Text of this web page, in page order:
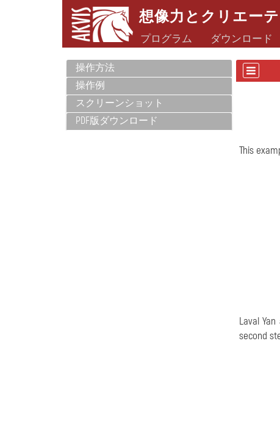
想像力とクリエー
プログラム ダウンロード
操作方法
操作例
スクリーンショット
PDF版ダウンロード
This
Laval
second